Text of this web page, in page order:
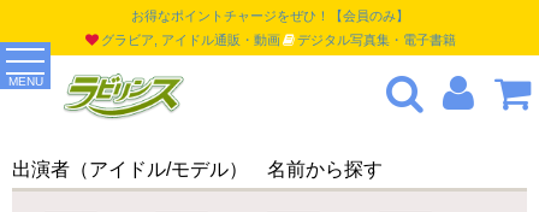
MENU
お得なポイントチャージをぜひ！【会員のみ】
グラビア, アイドル通販・動画
デジタル写真集・電子書籍
出演者（アイドル/モデル） 名前から探す